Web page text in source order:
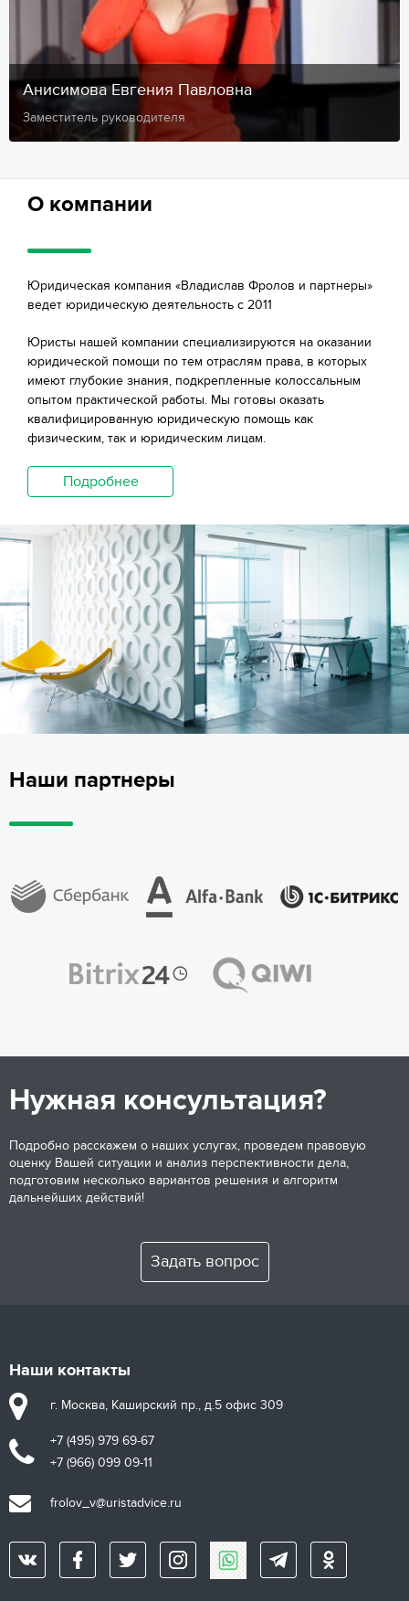
Анисимова Евгения Павловна
Заместитель руководителя
О компании
Юридическая компания «Владислав Фролов и партнеры»
ведет юридическую деятельность с 2011
Юристы нашей компании специализируются на оказании
юридической помощи по тем отраслям права, в которых
имеют глубокие знания, подкрепленные колоссальным
опытом практической работы. Мы готовы оказать
квалифицированную юридическую помощь как
физическим, так и юридическим лицам.
Подробнее
Наши партнеры
Нужная консультация?
Подробно расскажем о наших услугах, проведем правовую
оценку Вашей ситуации и анализ перспективности дела,
подготовим несколько вариантов решения и алгоритм
дальнейших действий!
Задать вопрос
Наши контакты
г. Москва, Каширский пр., д.5 офис 309
+7 (495) 979 69-67
+7 (966) 099 09-11
frolov_v@uristadvice.ru